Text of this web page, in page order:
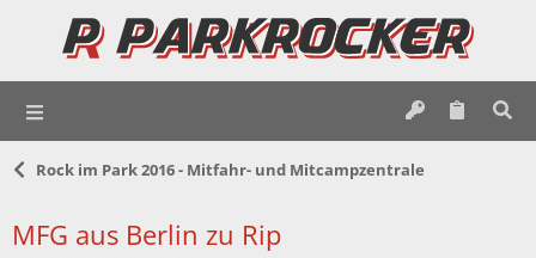
Rock im Park 2016 - Mitfahr- und Mitcampzentrale
MFG aus Berlin zu Rip